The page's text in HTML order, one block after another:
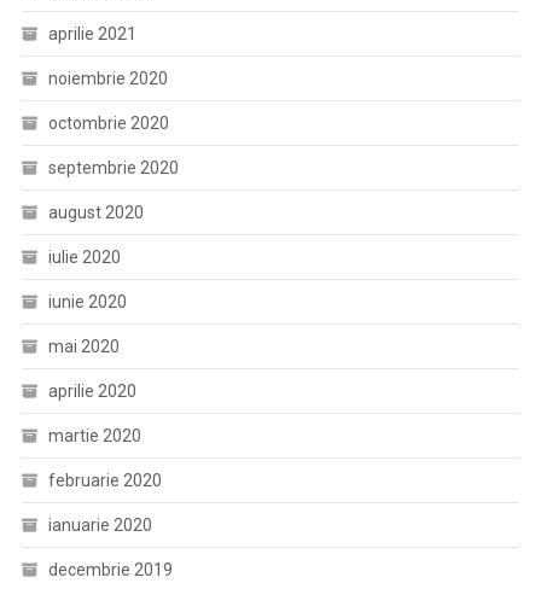
aprilie 2021
noiembrie 2020
octombrie 2020
septembrie 2020
august 2020
iulie 2020
iunie 2020
mai 2020
aprilie 2020
martie 2020
februarie 2020
ianuarie 2020
decembrie 2019